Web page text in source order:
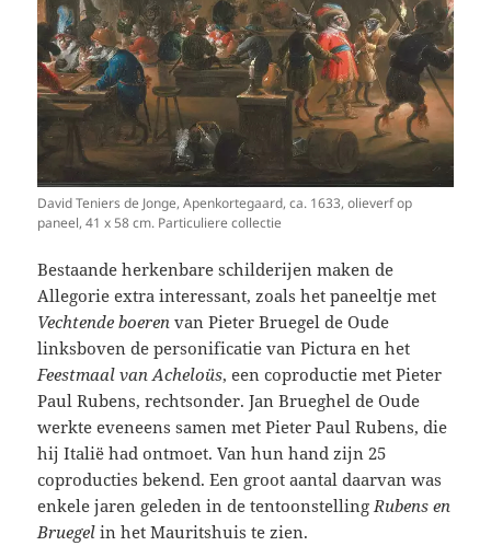
David Teniers de Jonge, Apenkortegaard, ca. 1633, olieverf op
paneel, 41 x 58 cm. Particuliere collectie
Bestaande herkenbare schilderijen maken de
Allegorie extra interessant, zoals het paneeltje met
Vechtende boeren van Pieter Bruegel de Oude
linksboven de personificatie van Pictura en het
Feestmaal van Acheloüs, een coproductie met Pieter
Paul Rubens, rechtsonder. Jan Brueghel de Oude
werkte eveneens samen met Pieter Paul Rubens, die
hij Italië had ontmoet. Van hun hand zijn 25
coproducties bekend. Een groot aantal daarvan was
enkele jaren geleden in de tentoonstellingRubens en
Bruegel in het Mauritshuis te zien.